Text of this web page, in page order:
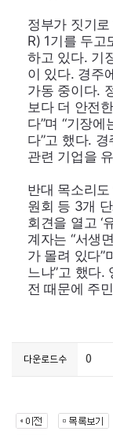
정부가 짓기
R) 1기를 두고
하고 있다. 기
이 있다. 경주
가동 중이다.
보다 더 안전
다”며 “기장
다”고 했다. 경
관련 기업을
반대 목소리
원회 등 3개
회견을 열고 ‘
계자는 “서생
가 몰려 있다”
느냐”고 했다.
전 때문에 주
다운로드수 0